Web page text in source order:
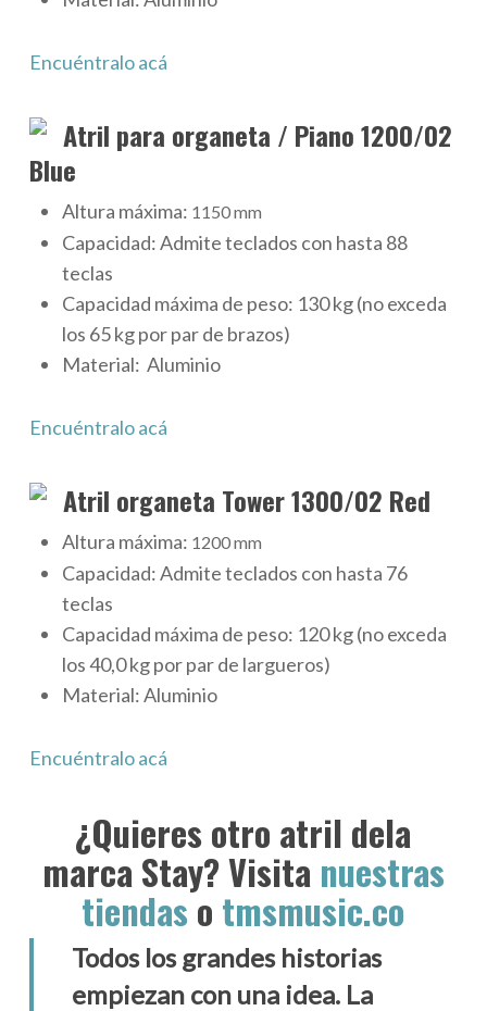
Encuéntralo acá
Atril para organeta / Piano 1200/02
Blue
Altura máxima: 1150 mm
Capacidad:Admite teclados con hasta 88
teclas
Capacidad máxima de peso: 130 kg (no exceda
los 65 kg por par de brazos)
Material: Aluminio
Encuéntralo acá
Atril organeta Tower 1300/02 Red
Altura máxima: 1200 mm
Capacidad:Admite teclados con hasta 76
teclas
Capacidad máxima de peso: 120 kg (no exceda
los 40,0 kg por par de largueros)
Material:Aluminio
Encuéntralo acá
¿Quieres otro atril dela
marca Stay? Visita nuestras
tiendas o tmsmusic.co
Todos los grandes historias
empiezan con una idea. La